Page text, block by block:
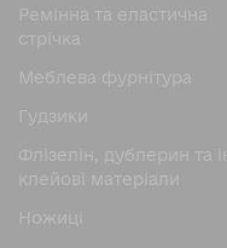
Ремінна та еластична
стрічка
Меблева фурнітура
Гудзики
Флізелін, дублерин та
клейові матеріали
Ножицi